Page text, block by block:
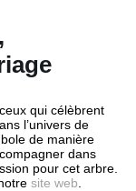
qui célèbrent
l’univers de
de manière
dans
pour cet arbre.
site web